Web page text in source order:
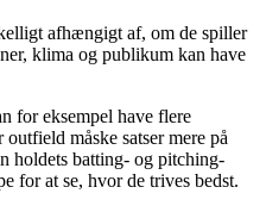
afhængigt af, om de spiller
klima og publikum kan have
for eksempel have flere
måske satser mere på
holdets batting- og pitching-
for at se, hvor de trives bedst.